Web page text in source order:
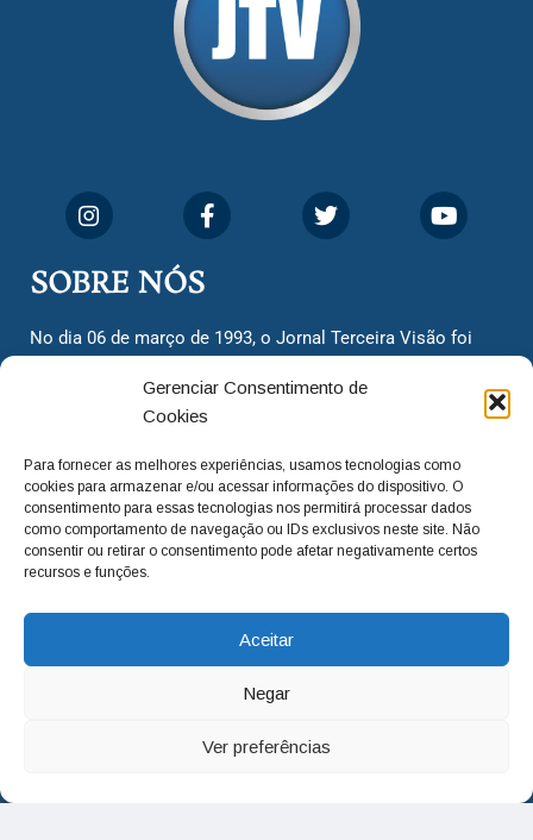
Gerenciar Consentimento de
Cookies
Para fornecer as melhores experiências, usamos tecnologias como
cookies para armazenar e/ou acessar informações do dispositivo. O
consentimento para essas tecnologias nos permitirá processar dados
como comportamento de navegação ou IDs exclusivos neste site. Não
consentir ou retirar o consentimento pode afetar negativamente certos
recursos e funções.
Aceitar
Negar
Ver preferências
SOBRE NÓS
No dia 06 de março de 1993, o Jornal Terceira Visão foi
cidadãos valinhenses, já que naquela época só existiam
dois jornais. Há mais de 30 anos, o jornal continua
com o foco de trazer as melhores notícias. Nunca
deixamos de lado as necessidades do cidadão, sempre
questionando os órgãos públicos em busca de melhorias
para a cidade e sempre cobrando resoluções para casos
adm@jtv.com.br
(19) 3929-6225